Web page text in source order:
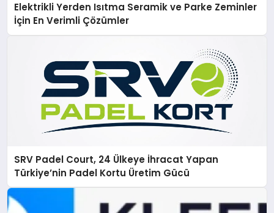
Elektrikli Yerden Isıtma Seramik ve Parke Zeminler
İçin En Verimli Çözümler
SRV Padel Court, 24 Ülkeye İhracat Yapan
Türkiye’nin Padel Kortu Üretim Gücü